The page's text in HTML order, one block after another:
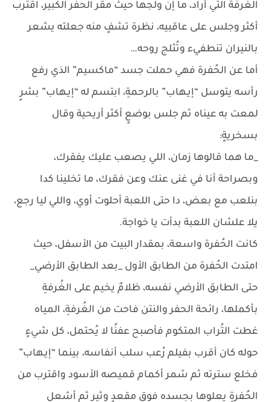
الغرفة التي أراد، ما إن ولجها حيث مقر الحفر الكبير، اقترب
أكثر وجلس على عاقبيه، نظرة تشفٍ منه جعلته يشعر
بالنيران تنطفيء وتُثلج روحه…
أما عن الحُفرة فهي حملت جسد “ماكسيم” الذي رفع
رأسه يتوسل “إيـهاب” بالرحمةِ، ابتسم له “إيـهاب” بشرٍ
لمعت به عيناه ثم جلس بوضعٍ أكثر أريحية وقال
بسخريةٍ:
_ما هما قالوها زمان، اللي يصعب عليك يفقرك،
وبصراحة أنا في غنى عنك وعن فقرك، ما تخلينا كدا
بنلعب مع بعض، دا حتى اللعبة أحلوت أوي، واللي ليا رجع،
يلا علشان اللعبة بدأت يا خواجة.
كانت الحُفرة واسعة، بمقدار البيت من الأسفل، حيث
امتدت الحُفرة من الطابق الأول _بعد الطابق الأرضي_
حتى الطابق الأرضي نفسه، ظلامٌ يخيم على الغُرفةِ
بأكملها، رائحة الحفر والنتن فاحت من الغُرفةِ، المياه
غطت التُراب المتكوم فأصبح عفنًا لا يُحتمل، كل شيءٍ
حوله كان أقرب بفيلم رُعب سلب أنفاسه، بينما “إيـهاب”
فخلع سترته ثم شمر أكمام قميصه الأسود واقترب من
الحُفرةِ يعلوها بجسده فوق مقعدٍ وثيرٍ ثم أشعل